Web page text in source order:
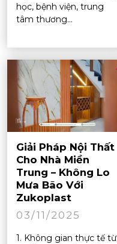
học, bệnh viện, trung
tâm thương...
Giải Pháp Nội Thất
Cho Nhà Miền
Trung – Không Lo
Mưa Bão Với
Zukoplast
03/11/2025
1. Không gian thực tế từ